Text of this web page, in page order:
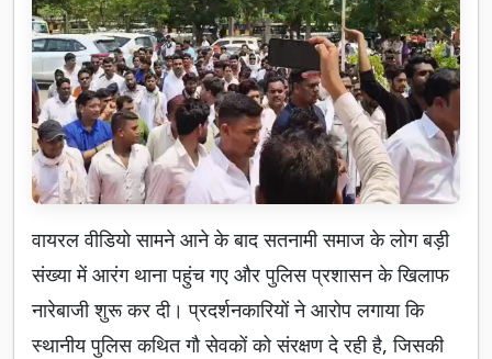
वायरल वीडियो सामने आने के बाद सतनामी समाज के लोग बड़ी
संख्या में आरंग थाना पहुंच गए और पुलिस प्रशासन के खिलाफ
नारेबाजी शुरू कर दी। प्रदर्शनकारियों ने आरोप लगाया कि
स्थानीय पुलिस कथित गौ सेवकों को संरक्षण दे रही है, जिसकी